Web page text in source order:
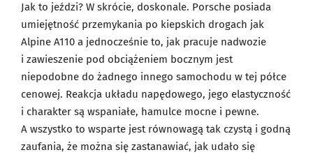
Jak to jeździ? W skrócie, doskonale. Porsche posiada
umiejętność przemykania po kiepskich drogach jak
Alpine A110 a jednocześnie to, jak pracuje nadwozie
i zawieszenie pod obciążeniem bocznym jest
niepodobne do żadnego innego samochodu w tej półce
cenowej. Reakcja układu napędowego, jego elastyczność
i charakter są wspaniałe, hamulce mocne i pewne.
A wszystko to wsparte jest równowagą tak czystą i godną
zaufania, że można się zastanawiać, jak udało się